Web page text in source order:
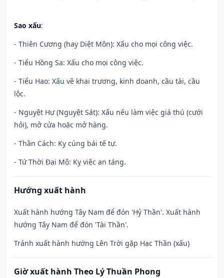
Sao xấu:
- Thiên Cương (hay Diệt Môn): Xấu cho mọi công việc.
- Tiểu Hồng Sa: Xấu cho mọi công việc.
- Tiểu Hao: Xấu về khai trương, kinh doanh, cầu tài, cầu
lộc.
- Nguyệt Hư (Nguyệt Sát): Xấu nếu làm việc giá thú (cưới
hỏi), mở cửa hoặc mở hàng.
- Thần Cách: Kỵ cúng bái tế tự.
- Tứ Thời Đại Mộ: Kỵ việc an táng.
Hướng xuất hành
Xuất hành hướng Tây Nam để đón 'Hỷ Thần'. Xuất hành
hướng Tây Nam để đón 'Tài Thần'.
Tránh xuất hành hướng Lên Trời gặp Hạc Thần (xấu)
Giờ xuất hành Theo Lý Thuần Phong